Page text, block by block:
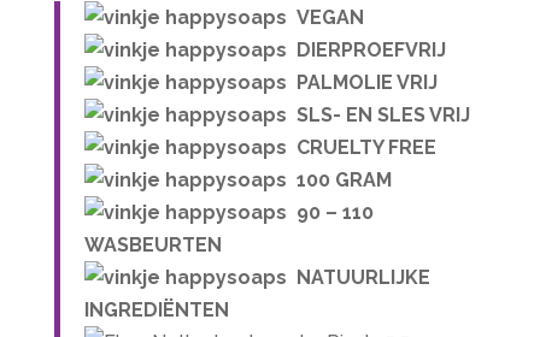
VEGAN
DIERPROEFVRIJ
PALMOLIE VRIJ
SLS- EN SLES VRIJ
CRUELTY FREE
100 GRAM
90 – 110
WASBEURTEN
NATUURLIJKE
INGREDIËNTEN